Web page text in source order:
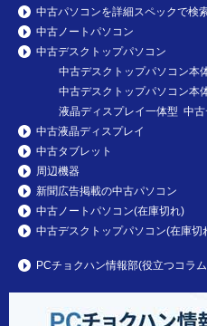
中古パソコンを詳細スペックで検
中古ノートパソコン
中古デスクトップパソコン
中古デスクトップパソコン本
中古デスクトップパソコン本
液晶ディスプレイ一体型 中
中古液晶ディスプレイ
中古タブレット
周辺機器
新聞広告掲載の中古パソコン
中古ノートパソコン(在庫切れ)
中古デスクトップパソコン(在庫切
PCチョクハン情報部(役立つコラ